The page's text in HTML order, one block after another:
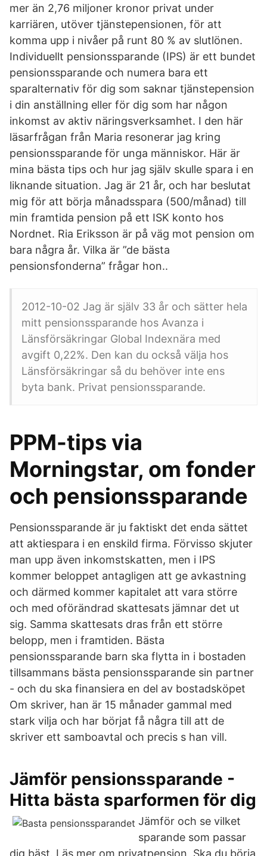
mer än 2,76 miljoner kronor privat under
karriären, utöver tjänstepensionen, för att
komma upp i nivåer på runt 80 % av slutlönen.
Individuellt pensionssparande (IPS) är ett bundet
pensionssparande och numera bara ett
sparalternativ för dig som saknar tjänstepension
i din anställning eller för dig som har någon
inkomst av aktiv näringsverksamhet. I den här
läsarfrågan från Maria resonerar jag kring
pensionssparande för unga människor. Här är
mina bästa tips och hur jag själv skulle spara i en
liknande situation. Jag är 21 år, och har beslutat
mig för att börja månadsspara (500/månad) till
min framtida pension på ett ISK konto hos
Nordnet. Ria Eriksson är på väg mot pension om
bara några år. Vilka är ”de bästa
pensionsfonderna” frågar hon..
2012-10-02 Jag är själv 33 år och sätter hela
mitt pensionssparande hos Avanza i
Länsförsäkringar Global Indexnära med
avgift 0,22%. Den kan du också välja hos
Länsförsäkringar så du behöver inte ens
byta bank. Privat pensionssparande.
PPM-tips via
Morningstar, om fonder
och pensionssparande
Pensionssparande är ju faktiskt det enda sättet
att aktiespara i en enskild firma. Förvisso skjuter
man upp även inkomstskatten, men i IPS
kommer beloppet antagligen att ge avkastning
och därmed kommer kapitalet att vara större
och med oförändrad skattesats jämnar det ut
sig. Samma skattesats dras från ett större
belopp, men i framtiden. Bästa
pensionssparande barn ska flytta in i bostaden
tillsammans bästa pensionssparande sin partner
- och du ska finansiera en del av bostadsköpet
Om skriver, han är 15 månader gammal med
stark vilja och har börjat få några till att de
skriver ett samboavtal och precis s han vill.
Jämför pensionssparande -
Hitta bästa sparformen för dig
Jämför och se vilket
sparande som passar
dig bäst. Läs mer om privatpension Ska du börja